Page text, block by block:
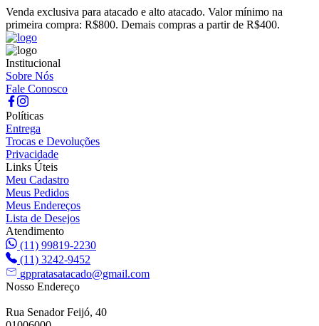
Venda exclusiva para atacado e alto atacado. Valor mínimo na
primeira compra: R$800. Demais compras a partir de R$400.
Institucional
Sobre Nós
Fale Conosco
Políticas
Entrega
Trocas e Devoluções
Privacidade
Links Úteis
Meu Cadastro
Meus Pedidos
Meus Endereços
Lista de Desejos
Atendimento
(11) 99819-2230
(11) 3242-9452
gppratasatacado@gmail.com
Nosso Endereço
Rua Senador Feijó, 40